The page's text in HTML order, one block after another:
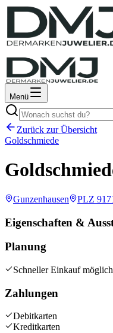
Menü
Zurück zur Übersicht
Goldschmiede
Gunzenhausen PLZ
Eigenschaften &
Planung
Schneller Einkauf möglich
Zahlungen
Debitkarten
Kreditkarten